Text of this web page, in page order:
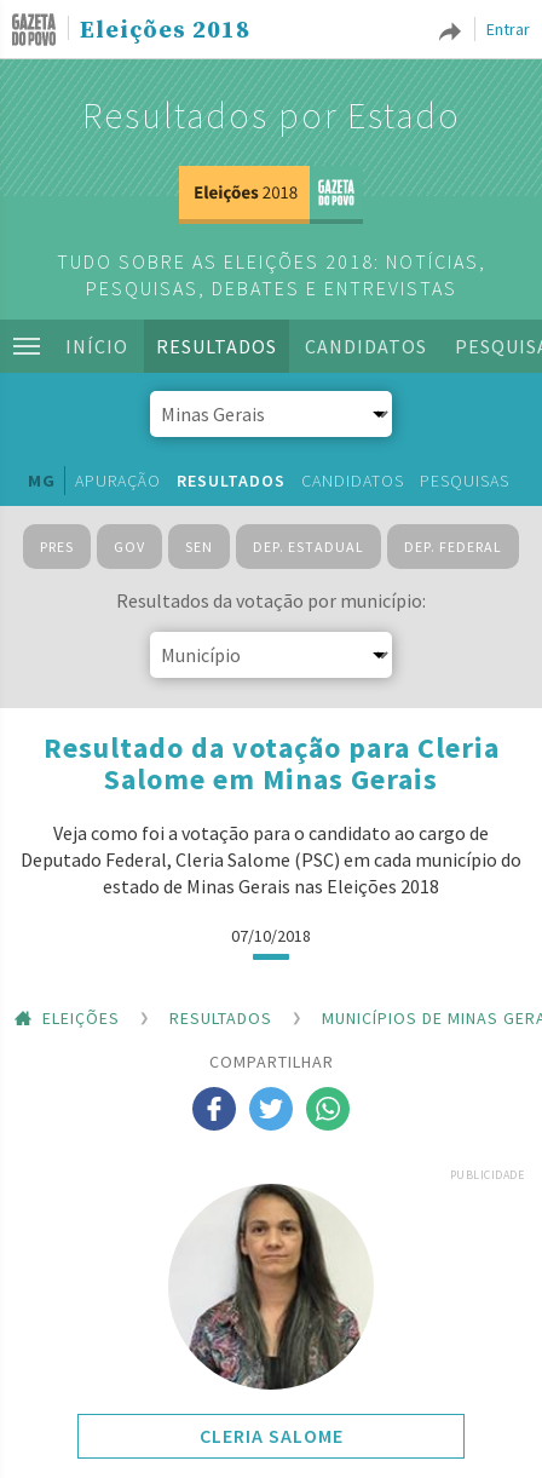
Entrar
Eleições 2018
Resultados por Estado
TUDO SOBRE AS ELEIÇÕES 2018: NOTÍCIAS,
PESQUISAS, DEBATES E ENTREVISTAS
INÍCIO RESULTADOS CANDIDATOS
MG APURAÇÃO RESULTADOS CANDIDATOS PESQUISAS
PRES GOV SEN DEP. ESTADUAL DEP. FEDERAL
Resultados da votação por município:
Resultado da votação para Cleria
Salome em Minas Gerais
Veja como foi a votação para o candidato ao cargo de
Deputado Federal, Cleria Salome (PSC) em cada município do
estado de Minas Gerais nas Eleições 2018
07/10/2018
ELEIÇÕES RESULTADOS
MUNICÍPIOS DE MINAS
COMPARTILHAR
PUBLICIDADE
CLERIA SALOME